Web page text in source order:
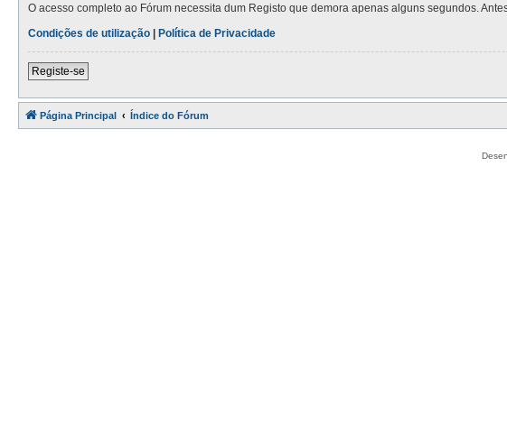
O acesso completo ao Fórum necessita dum Registo que demora apenas alguns segundos.
Condições de utilização | Política de Privacidade
Registe-se
Página Principal Índice do Fórum